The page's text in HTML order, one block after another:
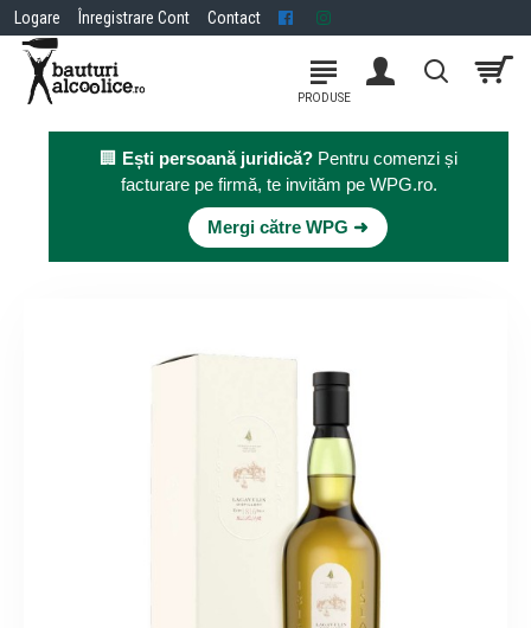
Logare Înregistrare Cont Contact
🏢 Ești persoană juridică? Pentru comenzi și
facturare pe firmă, te invităm pe WPG.ro.
Mergi către WPG ➜